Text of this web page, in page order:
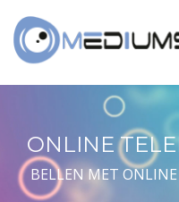
ONLINE
BELLEN MET